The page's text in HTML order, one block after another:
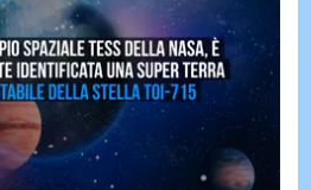
WOW
POP
& TV
QUIZ